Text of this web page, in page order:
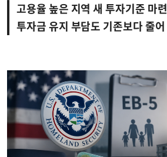
고용율 높은 지역 새 투자기준 마련
투자금 유지 부담도 기존보다 줄어